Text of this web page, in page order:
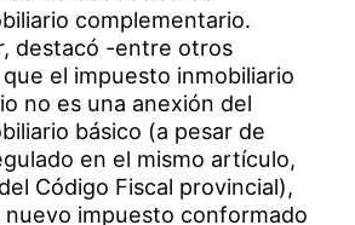
complementario.
destacó -entre otros
el impuesto inmobiliario
no es una anexión del
básico (a pesar de
en el mismo artículo,
Código Fiscal provincial),
nuevo impuesto conformado